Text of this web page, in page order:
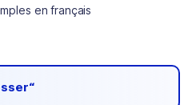
en français